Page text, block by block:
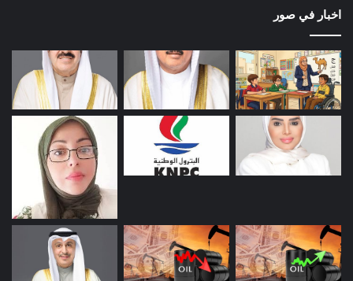
اخبار في صور